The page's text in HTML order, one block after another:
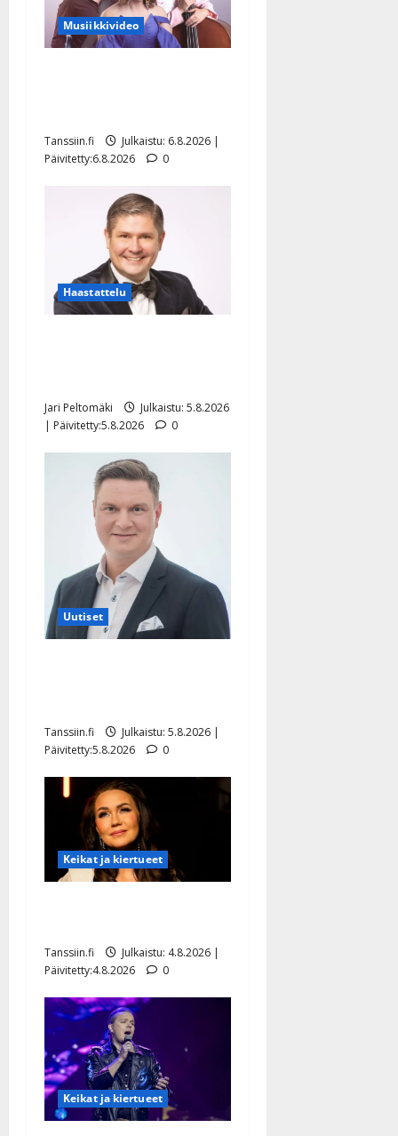
Musiikkivideo
Tanssiin.fi
Julkaistu: 6.8.2026 |
Päivitetty:6.8.2026
0
Haastattelu
Jari Peltomäki
Julkaistu: 5.8.2026
| Päivitetty:5.8.2026
0
Uutiset
Tanssiin.fi
Julkaistu: 5.8.2026 |
Päivitetty:5.8.2026
0
Keikat ja kiertueet
Tanssiin.fi
Julkaistu: 4.8.2026 |
Päivitetty:4.8.2026
0
Keikat ja kiertueet